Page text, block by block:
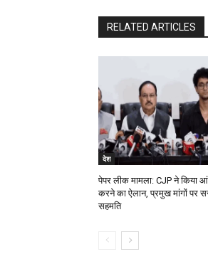
RELATED ARTICLES
देश
पेपर लीक मामला: CJP ने किया
करने का ऐलान, प्रमुख मांगों पर
सहमति